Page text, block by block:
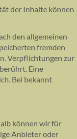
der Inhalte können
den allgemeinen
fremden
Verpflichtungen zur
Eine
Bei bekannt
können wir für
Anbieter oder